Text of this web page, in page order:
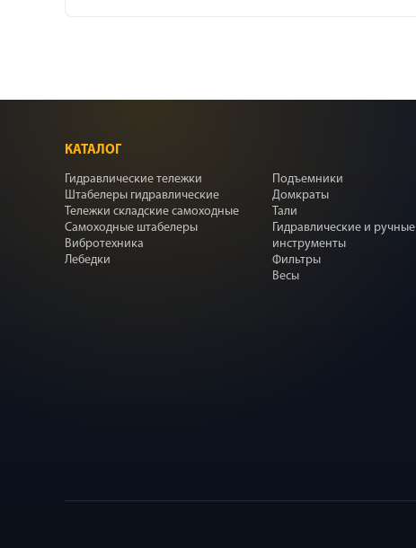
КАТАЛОГ
Гидравлические тележки
Штабелеры гидравлические
Тележки складские самоходные
Самоходные штабелеры
Вибротехника
Лебедки
Подъемники
Домкраты
Тали
Гидравлические и ручные
инструменты
Фильтры
Весы